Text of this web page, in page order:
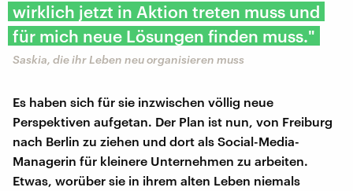
wirklich jetzt in Aktion treten muss und
für mich neue Lösungen finden muss."
Saskia, die ihr Leben neu organisieren muss
Es haben sich für sie inzwischen völlig neue
Perspektiven aufgetan. Der Plan ist nun, von Freiburg
nach Berlin zu ziehen und dort als Social-Media-
Managerin für kleinere Unternehmen zu arbeiten.
Etwas, worüber sie in ihrem alten Leben niemals